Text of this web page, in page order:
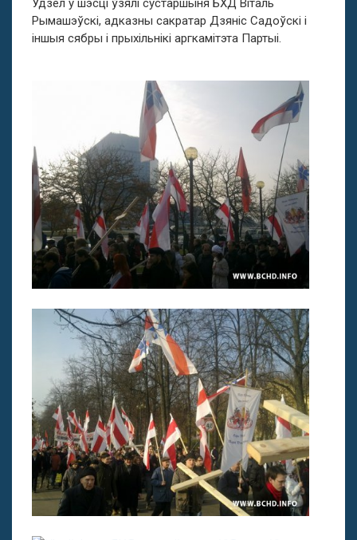
Удзел у шэсці ўзялі сустаршыня БХД Віталь
Рымашэўскі, адказны сакратар Дзяніс Садоўскі і
іншыя сябры і прыхільнікі аргкамітэта Партыі.